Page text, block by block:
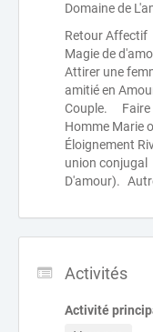
Domaine de
Retour Affectif
Magie de
Attirer une
amitié en
Couple. Faire
Homme Marie
Éloignement
union
D'amour).
Activités
Activité